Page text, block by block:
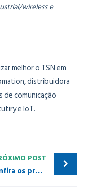
wireless e
melhor o TSN em
distribuidora
comunicação
e IoT.
POST
Confira os próximos treinamentos – PI Brasil e PITCs